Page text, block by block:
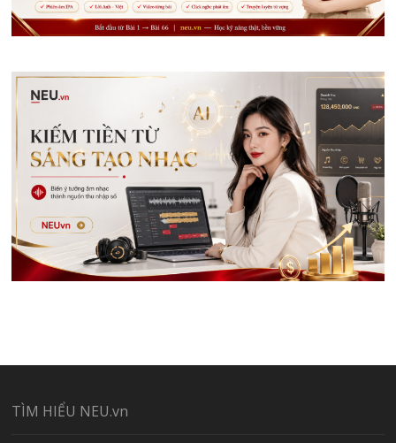
TÌM HIỂU NEU.vn